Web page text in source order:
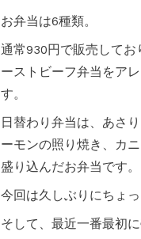
お弁当は6種類。
通常930円で販売してお
ーストビーフ弁当をア
す。
日替わり弁当は、あさ
ーモンの照り焼き、カ
盛り込んだお弁当です。
今回は久しぶりにちょ
そして、最近一番最初